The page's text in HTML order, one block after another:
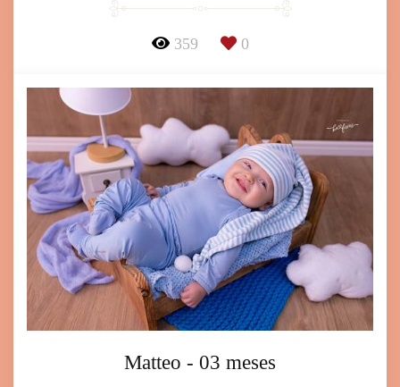
359 0
Matteo - 03 meses